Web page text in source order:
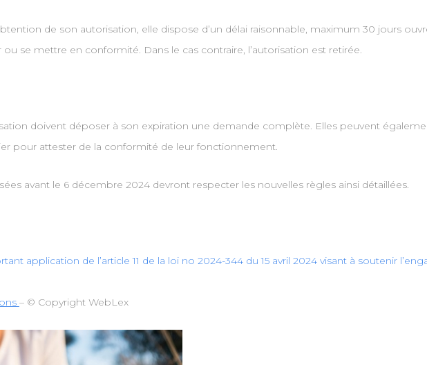
de son autorisation, elle dispose d’un délai raisonnable, maximum 30 jours
se mettre en conformité. Dans le cas contraire, l’autorisation est retirée.
doivent déposer à son expiration une demande complète. Elles peuvent
pour attester de la conformité de leur fonctionnement.
avant le 6 décembre 2024 devront respecter les nouvelles règles ainsi détaillées.
application de l’article 11 de la loi no 2024-344 du 15 avril 2024 visant à soutenir
– © Copyright WebLex